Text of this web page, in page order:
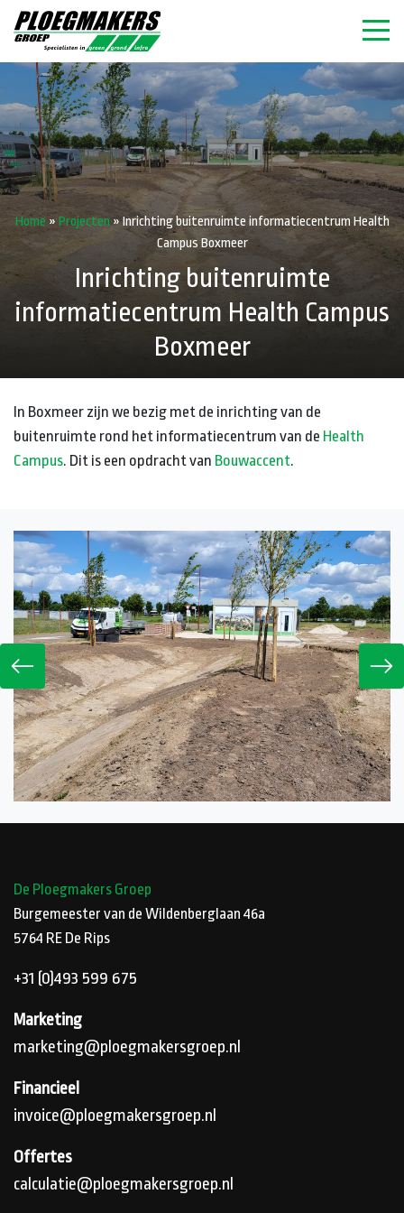
Home» Projecten»Inrichting buitenruimte informatiecentrum Health
Campus Boxmeer
Inrichting buitenruimte
informatiecentrum Health Campus
Boxmeer
In Boxmeer zijn we bezig met de inrichting van de
buitenruimte rond het informatiecentrum van de Health
Campus. Dit is een opdracht van Bouwaccent.
De Ploegmakers Groep
Burgemeester van de Wildenberglaan 46a
5764 RE De Rips
+31 (0)493 599 675
Marketing
marketing@ploegmakersgroep.nl
Financieel
invoice@ploegmakersgroep.nl
Offertes
calculatie@ploegmakersgroep.nl